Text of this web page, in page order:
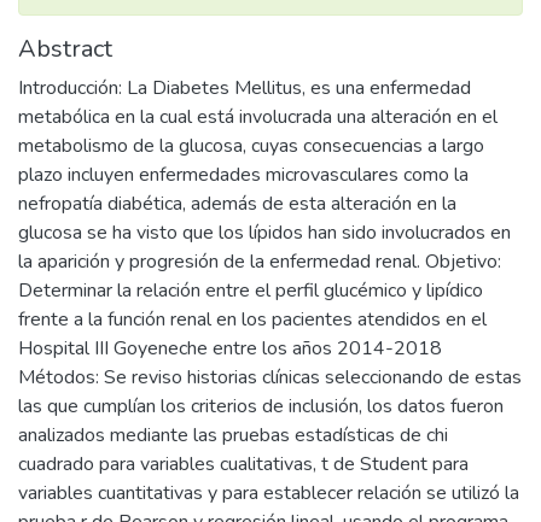
Abstract
Introducción: La Diabetes Mellitus, es una enfermedad
metabólica en la cual está involucrada una alteración en el
metabolismo de la glucosa, cuyas consecuencias a largo
plazo incluyen enfermedades microvasculares como la
nefropatía diabética, además de esta alteración en la
glucosa se ha visto que los lípidos han sido involucrados en
la aparición y progresión de la enfermedad renal. Objetivo:
Determinar la relación entre el perfil glucémico y lipídico
frente a la función renal en los pacientes atendidos en el
Hospital III Goyeneche entre los años 2014-2018
Métodos: Se reviso historias clínicas seleccionando de estas
las que cumplían los criterios de inclusión, los datos fueron
analizados mediante las pruebas estadísticas de chi
cuadrado para variables cualitativas, t de Student para
variables cuantitativas y para establecer relación se utilizó la